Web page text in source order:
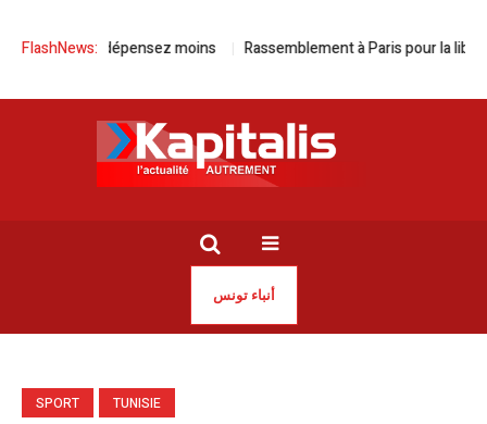
FlashNews:
plus, dépensez moins Rassemblement à Paris pour la
أنباء تونس
SPORT TUNISIE